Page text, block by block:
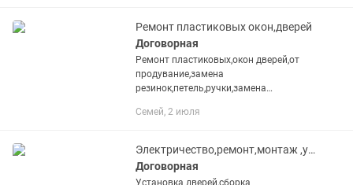
Ремонт пластиковых окон,дверей
Договорная
Ремонт пластиковых,окон дверей,от
продувание,замена
резинок,петель,ручки,замена
другое.
Семей, 2 июля
Электричество,ремонт,монтаж ,установка дверей ,замена сантехники
Договорная
Установка дверей,сборка